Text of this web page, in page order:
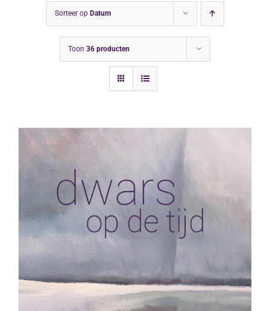
Sorteer op Datum
Toon 36 producten